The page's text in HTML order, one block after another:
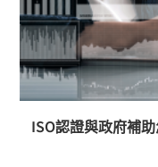
ISO認證與政府補